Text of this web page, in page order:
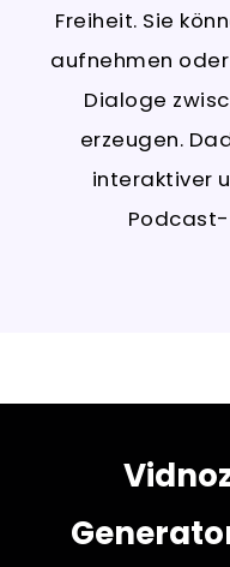
Freiheit. Sie
aufnehmen
Dialoge
erzeugen.
interaktiver